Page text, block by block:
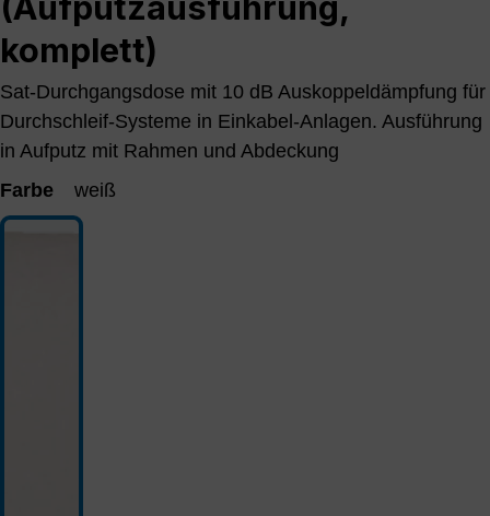
komplett)
Sat-Durchgangsdose mit 10 dB Auskoppeldämpfung für
Durchschleif-Systeme in Einkabel-Anlagen. Ausführung
in Aufputz mit Rahmen und Abdeckung
Farbe
weiß